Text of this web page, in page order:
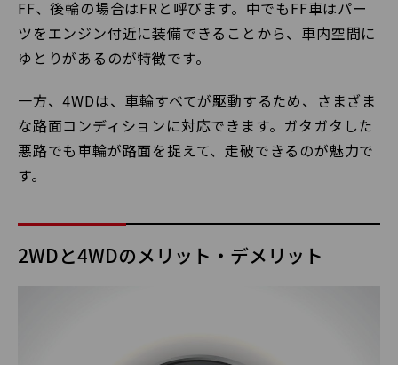
FF、後輪の場合はFRと呼びます。中でもFF車はパー
ツをエンジン付近に装備できることから、車内空間に
ゆとりがあるのが特徴です。
一方、4WDは、車輪すべてが駆動するため、さまざま
な路面コンディションに対応できます。ガタガタした
悪路でも車輪が路面を捉えて、走破できるのが魅力で
す。
2WDと4WDのメリット・デメリット